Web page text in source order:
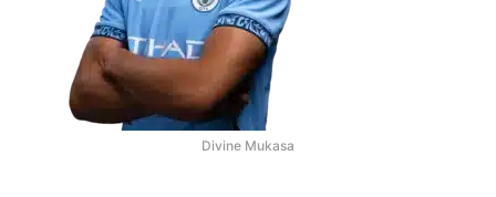
Divine Mukasa